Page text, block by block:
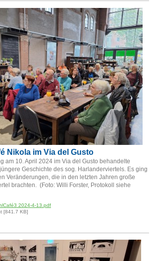
Nikola im Via del Gusto
am 10. April 2024 im Via del Gusto behandelte
Geschichte des sog. Harlanderviertels. Es ging
Veränderungen, die in den letzten Jahren große
brachten. (Foto: Willi Forster, Protokoll siehe
2024-4-13.pdf
[841.7 KB]